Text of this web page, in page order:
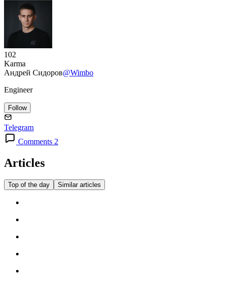
102
Karma
Андрей Сидоров@Wimbo
Engineer
Follow
Telegram
Comments 2
Articles
Top of the day Similar articles